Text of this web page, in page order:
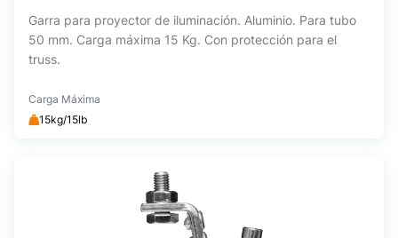
Garra para proyector de iluminación. Aluminio. Para tubo
50 mm. Carga máxima 15 Kg. Con protección para el
truss.
Carga Máxima
15kg/15lb